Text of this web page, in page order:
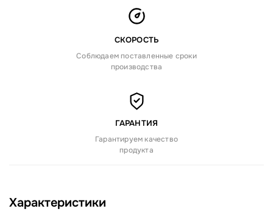
СКОРОСТЬ
Соблюдаем поставленные сроки
производства
ГАРАНТИЯ
Гарантируем качество
продукта
Характеристики